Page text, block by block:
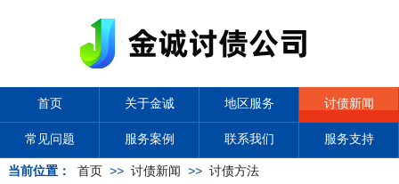
首页 关于金诚 地区服务 讨债新闻
常见问题 服务案例 联系我们 服务支持
当前位置： 首页 >> 讨债新闻 >> 讨债方法